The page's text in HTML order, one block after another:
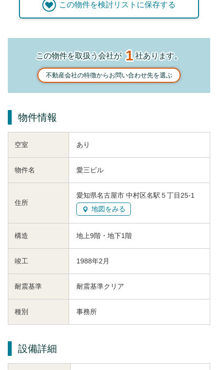
この物件を検討リストに保存する
この物件を取扱う会社が1社あります。
不動産会社の特徴からお問い合わせ先を選ぶ
物件情報
空室 あり
物件名 愛三ビル
住所
愛知県名古屋市 中村区名駅５丁目25-1
地図をみる
構造 地上9階・地下1階
竣工 1988年2月
耐震基準 耐震基準クリア
種別 事務所
設備詳細